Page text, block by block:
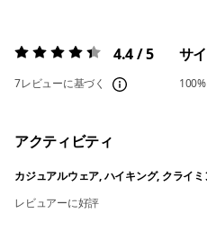
評価:4.4 / 5 4.4 / 5
7レビューに基づく
サ
100%
アクティビティ
カジュアルウェア, ハイキング, クライ
レビュアーに好評